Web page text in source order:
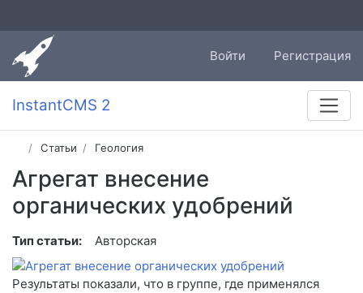
Войти Регистрация
InstantCMS 2
Статьи Геология
Агрегат внесение
органических удобрений
Тип статьи: Авторская
Результаты показали, что в группе, где применялся